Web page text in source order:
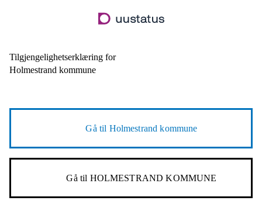
til
Tilgjengelighetserklæring for
Holmestrand kommune
Gå til Holmestrand kommune
Gå til HOLMESTRAND KOMMUNE